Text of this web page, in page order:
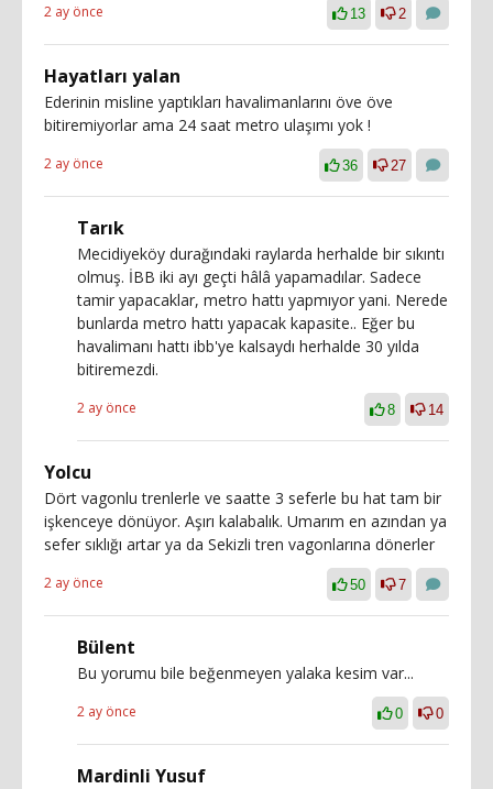
2 ay önce 13 2
Hayatları yalan
Ederinin misline yaptıkları havalimanlarını öve öve
bitiremiyorlar ama 24 saat metro ulaşımı yok !
2 ay önce 36 27
Tarık
Mecidiyeköy durağındaki raylarda herhalde bir sıkıntı
olmuş. İBB iki ayı geçti hâlâ yapamadılar. Sadece
tamir yapacaklar, metro hattı yapmıyor yani. Nerede
bunlarda metro hattı yapacak kapasite.. Eğer bu
havalimanı hattı ibb'ye kalsaydı herhalde 30 yılda
bitiremezdi.
2 ay önce 8 14
Yolcu
Dört vagonlu trenlerle ve saatte 3 seferle bu hat tam bir
işkenceye dönüyor. Aşırı kalabalık. Umarım en azından ya
sefer sıklığı artar ya da Sekizli tren vagonlarına dönerler
2 ay önce 50 7
Bülent
Bu yorumu bile beğenmeyen yalaka kesim var...
2 ay önce 0 0
Mardinli Yusuf